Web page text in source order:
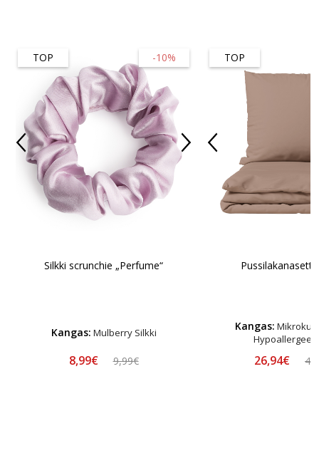
-10%
TOP
Silkki scrunchie „Perfume“
Kangas: Mulberry Silkki
8,99€ 9,99€
TOP
Pussilakanasetti
Kangas:
26,94€